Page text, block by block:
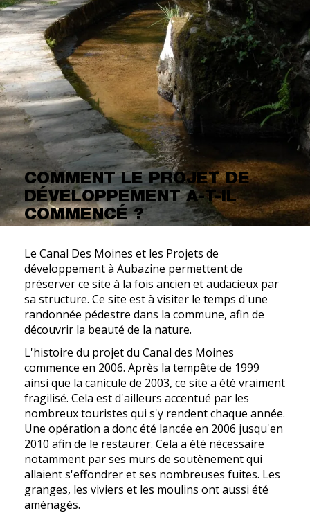
COMMENT LE PROJET DE
DÉVELOPPEMENT A-T-IL
COMMENCÉ ?
Le Canal Des Moines et les Projets de
développement à Aubazine permettent de
préserver ce site à la fois ancien et audacieux par
sa structure. Ce site est à visiter le temps d'une
randonnée pédestre dans la commune, afin de
découvrir la beauté de la nature.
L'histoire du projet du Canal des Moines
commence en 2006. Après la tempête de 1999
ainsi que la canicule de 2003, ce site a été vraiment
fragilisé. Cela est d'ailleurs accentué par les
nombreux touristes qui s'y rendent chaque année.
Une opération a donc été lancée en 2006 jusqu'en
2010 afin de le restaurer. Cela a été nécessaire
notamment par ses murs de soutènement qui
allaient s'effondrer et ses nombreuses fuites. Les
granges, les viviers et les moulins ont aussi été
aménagés.